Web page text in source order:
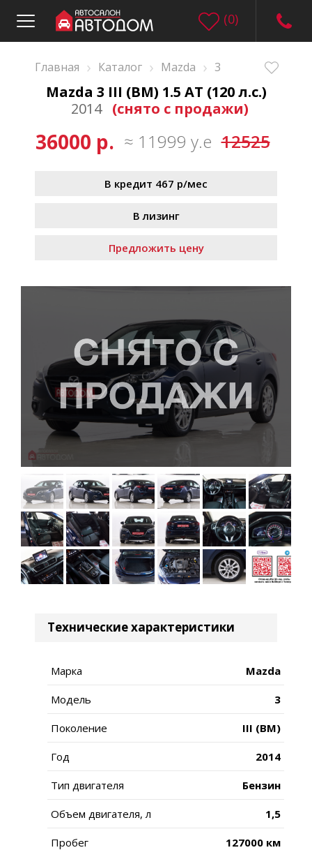
(0)
Главная › Каталог › Mazda › 3
Mazda 3 III (BM) 1.5 AT (120 л.с.)
2014
(снято с продажи)
36000 р. ≈ 11999 у.е 12525
В кредит 467 р/мес
В лизинг
Предложить цену
Технические характеристики
Марка Mazda
Модель 3
Поколение III (BM)
Год 2014
Тип двигателя Бензин
Объем двигателя, л 1,5
Пробег 127000 км